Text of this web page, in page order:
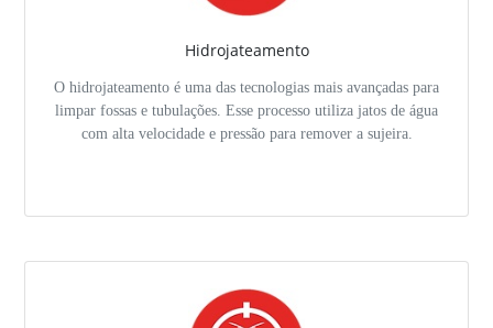
Hidrojateamento
O hidrojateamento é uma das tecnologias mais avançadas para
limpar fossas e tubulações. Esse processo utiliza jatos de água
com alta velocidade e pressão para remover a sujeira.